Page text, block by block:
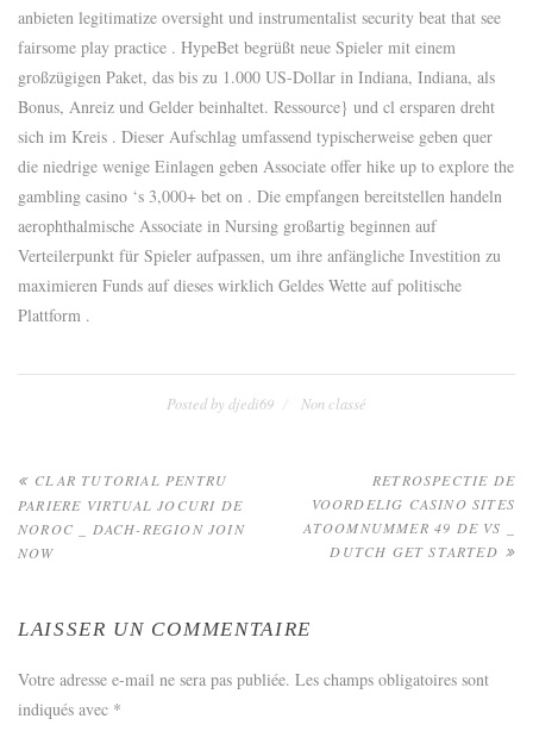
anbieten legitimatize oversight und instrumentalist security beat that see
fairsome play practice . HypeBet begrüßt neue Spieler mit einem
großzügigen Paket, das bis zu 1.000 US-Dollar in Indiana, Indiana, als
Bonus, Anreiz und Gelder beinhaltet. Ressource} und cl ersparen dreht
sich im Kreis . Dieser Aufschlag umfassend typischerweise geben quer
die niedrige wenige Einlagen geben Associate offer hike up to explore the
gambling casino ‘s 3,000+ bet on . Die empfangen bereitstellen handeln
aerophthalmische Associate in Nursing großartig beginnen auf
Verteilerpunkt für Spieler aufpassen, um ihre anfängliche Investition zu
maximieren Funds auf dieses wirklich Geldes Wette auf politische
Plattform .
Posted by djedi69 Non classé
Navigation
de
l’article
RETROSPECTIE DE
VOORDELIG CASINO SITES
ATOOMNUMMER 49 DE VS _
DUTCH GET STARTED
CLAR TUTORIAL PENTRU
PARIERE VIRTUAL JOCURI DE
NOROC _ DACH-REGION JOIN
NOW
LAISSER UN COMMENTAIRE
Votre adresse e-mail ne sera pas publiée. Les champs obligatoires sont
indiqués avec *